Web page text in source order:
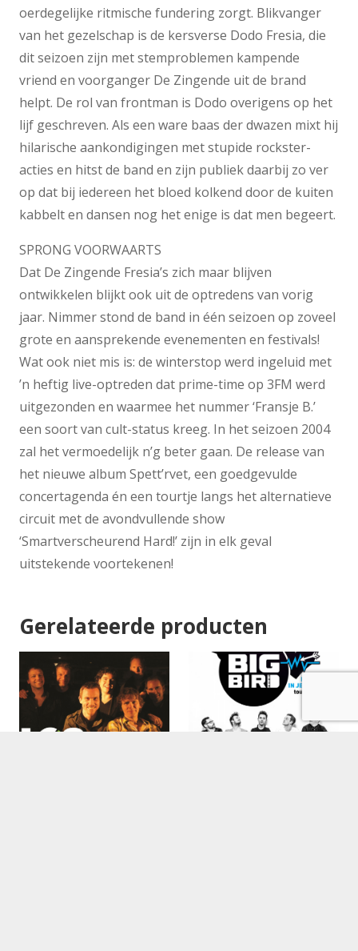
oerdegelijke ritmische fundering zorgt. Blikvanger
van het gezelschap is de kersverse Dodo Fresia, die
dit seizoen zijn met stemproblemen kampende
vriend en voorganger De Zingende uit de brand
helpt. De rol van frontman is Dodo overigens op het
lijf geschreven. Als een ware baas der dwazen mixt hij
hilarische aankondigingen met stupide rockster-
acties en hitst de band en zijn publiek daarbij zo ver
op dat bij iedereen het bloed kolkend door de kuiten
kabbelt en dansen nog het enige is dat men begeert.
SPRONG VOORWAARTS
Dat De Zingende Fresia’s zich maar blijven
ontwikkelen blijkt ook uit de optredens van vorig
jaar. Nimmer stond de band in één seizoen op zoveel
grote en aansprekende evenementen en festivals!
Wat ook niet mis is: de winterstop werd ingeluid met
’n heftig live-optreden dat prime-time op 3FM werd
uitgezonden en waarmee het nummer ‘Fransje B.’
een soort van cult-status kreeg. In het seizoen 2004
zal het vermoedelijk n’g beter gaan. De release van
het nieuwe album Spett’rvet, een goedgevulde
concertagenda én een tourtje langs het alternatieve
circuit met de avondvullende show
‘Smartverscheurend Hard!’ zijn in elk geval
uitstekende voortekenen!
Gerelateerde producten